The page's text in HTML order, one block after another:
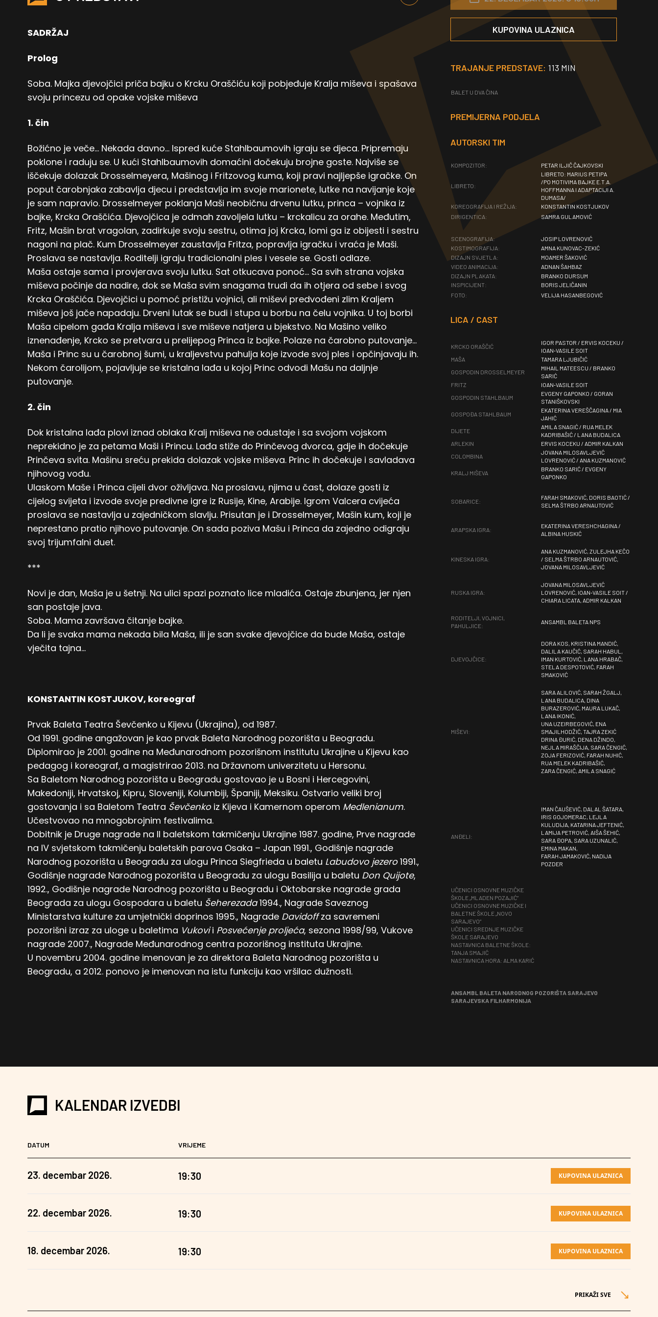
SADRŽAJ
Prolog
Soba. Majka djevojčici priča bajku o Krcku Oraščiću koji pobjeđuje Kralja miševa i spašava
svoju princezu od opake vojske miševa
1. čin
Božićno je veče… Nekada davno… Ispred kuće Stahlbaumovih igraju se djeca. Pripremaju
poklone i raduju se. U kući Stahlbaumovih domaćini dočekuju brojne goste. Najviše se
iščekuje dolazak Drosselmeyera, Mašinog i Fritzovog kuma, koji pravi najljepše igračke. On
poput čarobnjaka zabavlja djecu i predstavlja im svoje marionete, lutke na navijanje koje
je sam napravio. Drosselmeyer poklanja Maši neobičnu drvenu lutku, princa – vojnika iz
bajke, Krcka Oraščića. Djevojčica je odmah zavoljela lutku – krckalicu za orahe. Međutim,
Fritz, Mašin brat vragolan, zadirkuje svoju sestru, otima joj Krcka, lomi ga iz obijesti i sestru
nagoni na plač. Kum Drosselmeyer zaustavlja Fritza, popravlja igračku i vraća je Maši.
Proslava se nastavlja. Roditelji igraju tradicionalni ples i vesele se. Gosti odlaze.
Maša ostaje sama i provjerava svoju lutku. Sat otkucava ponoć… Sa svih strana vojska
miševa počinje da nadire, dok se Maša svim snagama trudi da ih otjera od sebe i svog
Krcka Oraščića. Djevojčici u pomoć pristižu vojnici, ali miševi predvođeni zlim Kraljem
miševa još jače napadaju. Drveni lutak se budi i stupa u borbu na čelu vojnika. U toj borbi
Maša cipelom gađa Kralja miševa i sve miševe natjera u bjekstvo. Na Mašino veliko
iznenađenje, Krcko se pretvara u prelijepog Princa iz bajke. Polaze na čarobno putovanje…
Maša i Princ su u čarobnoj šumi, u kraljevstvu pahulja koje izvode svoj ples i opčinjavaju ih.
Nekom čarolijom, pojavljuje se kristalna lađa u kojoj Princ odvodi Mašu na daljnje
putovanje.
2. čin
Dok kristalna lađa plovi iznad oblaka Kralj miševa ne odustaje i sa svojom vojskom
neprekidno je za petama Maši i Princu. Lađa stiže do Prinčevog dvorca, gdje ih dočekuje
Prinčeva svita. Mašinu sreću prekida dolazak vojske miševa. Princ ih dočekuje i savladava
njihovog vođu.
Ulaskom Maše i Princa cijeli dvor oživljava. Na proslavu, njima u čast, dolaze gosti iz
cijelog svijeta i izvode svoje predivne igre iz Rusije, Kine, Arabije. Igrom Valcera cvijeća
proslava se nastavlja u zajedničkom slavlju. Prisutan je i Drosselmeyer, Mašin kum, koji je
neprestano pratio njihovo putovanje. On sada poziva Mašu i Princa da zajedno odigraju
svoj trijumfalni duet.
***
Novi je dan, Maša je u šetnji. Na ulici spazi poznato lice mladića. Ostaje zbunjena, jer njen
san postaje java.
Soba. Mama završava čitanje bajke.
Da li je svaka mama nekada bila Maša, ili je san svake djevojčice da bude Maša, ostaje
vječita tajna…
KONSTANTIN KOSTJUKOV, koreograf
Prvak Baleta Teatra Ševčenko u Kijevu (Ukrajina), od 1987.
Od 1991. godine angažovan je kao prvak Baleta Narodnog pozorišta u Beogradu.
Diplomirao je 2001. godine na Međunarodnom pozorišnom institutu Ukrajine u Kijevu kao
pedagog i koreograf, a magistrirao 2013. na Državnom univerzitetu u Hersonu.
Sa Baletom Narodnog pozorišta u Beogradu gostovao je u Bosni i Hercegovini,
Makedoniji, Hrvatskoj, Kipru, Sloveniji, Kolumbiji, Španiji, Meksiku. Ostvario veliki broj
gostovanja i sa Baletom Teatra Ševčenkoiz Kijeva i Kamernom operom Medlenianum.
Učestvovao na mnogobrojnim festivalima.
Dobitnik je Druge nagrade na II baletskom takmičenju Ukrajine 1987. godine, Prve nagrade
na IV svjetskom takmičenju baletskih parova Osaka – Japan 1991., Godišnje nagrade
Narodnog pozorišta u Beogradu za ulogu Princa Siegfrieda u baletu Labudovo jezero1991.,
Godišnje nagrade Narodnog pozorišta u Beogradu za ulogu Basilija u baletu Don Quijote,
1992., Godišnje nagrade Narodnog pozorišta u Beogradu i Oktobarske nagrade grada
Beograda za ulogu Gospodara u baletu Šeherezada1994., Nagrade Saveznog
Ministarstva kulture za umjetnički doprinos 1995., Nagrade Davidoffza savremeni
pozorišni izraz za uloge u baletima Vukovii Posvećenje proljeća, sezona 1998/99, Vukove
nagrade 2007., Nagrade Međunarodnog centra pozorišnog instituta Ukrajine.
U novembru 2004. godine imenovan je za direktora Baleta Narodnog pozorišta u
Beogradu, a 2012. ponovo je imenovan na istu funkciju kao vršilac dužnosti.
KUPOVINA ULAZNICA
TRAJANJE PREDSTAVE: 113 MIN
BALET U DVA ČINA
PREMIJERNA PODJELA
AUTORSKI TIM
KOMPOZITOR: PETAR ILJIČ ČAJKOVSKI
LIBRETO:
LIBRETO: MARIUS PETIPA
/PO MOTIVIMA BAJKE E.T.A.
HOFFMANNA I ADAPTACIJI A. D
UMASA/
KOREOGRAFIJA I REŽIJA:
KONSTANTIN KOSTJUKOV
DIRIGENTICA:
SAMRA GULAMOVIĆ
SCENOGRAFIJA:
JOSIP LOVRENOVIĆ
KOSTIMOGRAFIJA:
AMNA KUNOVAC-ZEKIĆ
DIZAJN SVJETLA:
MOAMER ŠAKOVIĆ
VIDEO ANIMACIJA:
ADNAN ŠAHBAZ
DIZAJN PLAKATA:
BRANKO DURSUM
INSPICIJENT:
BORIS JELIČANIN
FOTO:
VELIJA HASANBEGOVIĆ
LICA / CAST
KRCKO ORAŠČIĆ
IGOR PASTOR / ERVIS KOCEKU /
IOAN‐VASILE SOIT
MAŠA
TAMARA LJUBIČIĆ
GOSPODIN DROSSELMEYER
MIHAIL MATEESCU / BRANKO
SARIĆ
FRITZ
IOAN‐VASILE SOIT
GOSPODIN STAHLBAUM
EVGENY GAPONKO / GORAN
STANIŠKOVSKI
GOSPOĐA STAHLBAUM
EKATERINA VEREŠČAGINA / MIA
JAHIĆ
DIJETE
AMILA SNAGIĆ / RUA MELEK
KADRIBAŠIĆ / LANA BUDALICA
ARLEKIN
ERVIS KOCEKU / ADMIR KALKAN
COLOMBINA
JOVANA MILOSAVLJEVIĆ
LOVRENOVIĆ / ANA KUZMANOVIĆ
KRALJ MIŠEVA
BRANKO SARIĆ / EVGENY
GAPONKO
SOBARICE:
FARAH SMAKOVIĆ, DORIS BAOTIĆ /
SELMA ŠTRBO ARNAUTOVIĆ
ARAPSKA IGRA:
EKATERINA VERESHCHAGINA /
ALBINA HUSKIĆ
KINESKA IGRA:
ANA KUZMANOVIĆ, ZULEJHA KEČO
/ SELMA ŠTRBO ARNAUTOVIĆ,
JOVANA MILOSAVLJEVIĆ
RUSKA IGRA:
JOVANA MILOSAVLJEVIĆ
LOVRENOVIĆ, IOAN‐VASILE SOIT /
CHIARA LICATA, ADMIR KALKAN
RODITELJI, VOJNICI,
PAHULJICE:
ANSAMBL BALETA NPS
DJEVOJČICE:
DORA KOS, KRISTINA MANDIĆ,
DALILA KAUČIĆ, SARAH HABUL,
IMAN KURTOVIĆ, LANA HRABAČ,
STELA DESPOTOVIĆ, FARAH
SMAKOVIĆ
MIŠEVI:
SARA ALILOVIĆ, SARAH ŽGALJ,
LANA BUDALICA, DINA
BURAZEROVIĆ, MAURA LUKAČ,
LANA IKONIĆ,
UNA UZEIRBEGOVIĆ, ENA
SMAJILHODŽIĆ, TAJRA ZEKIĆ
DRINA ĐURIĆ, DENA DŽINDO,
NEJLA MIRAŠČIJA, SARA ČENGIĆ,
ZOJA FERIZOVIĆ, FARAH NUHIĆ,
RUA MELEK KADRIBAŠIĆ,
ZARA ČENGIĆ, AMILA SNAGIĆ
ANĐELI:
IMAN ČAUŠEVIĆ, DALAL ŠATARA,
IRIS GOJOMERAC, LEJLA
KULUDIJA, KATARINA JEFTENIĆ,
LAMIJA PETROVIĆ, AIŠA ŠEHIĆ,
SARA ĐOPA, SARA UZUNALIĆ,
EMINA MAKAN,
FARAH JAMAKOVIĆ, NADIJA
POZDER
UČENICI OSNOVNE MUZIČKE
ŠKOLE „MLADEN POZAJIĆ”
UČENICI OSNOVNE MUZIČKE I
BALETNE ŠKOLE „NOVO
SARAJEVO“
UČENICI SREDNJE MUZIČKE
ŠKOLE SARAJEVO
NASTAVNICA BALETNE ŠKOLE:
TANJA SMAJIĆ
NASTAVNICA HORA: ALMA KARIĆ
ANSAMBL BALETA NARODNOG POZORIŠTA SARAJEVO
SARAJEVSKA FILHARMONIJA
KALENDAR IZVEDBI
DATUM VRIJEME
23. decembar 2026. 19:30 KUPOVINA ULAZNICA
22. decembar 2026. 19:30 KUPOVINA ULAZNICA
18. decembar 2026. 19:30 KUPOVINA ULAZNICA
PRIKAŽI SVE